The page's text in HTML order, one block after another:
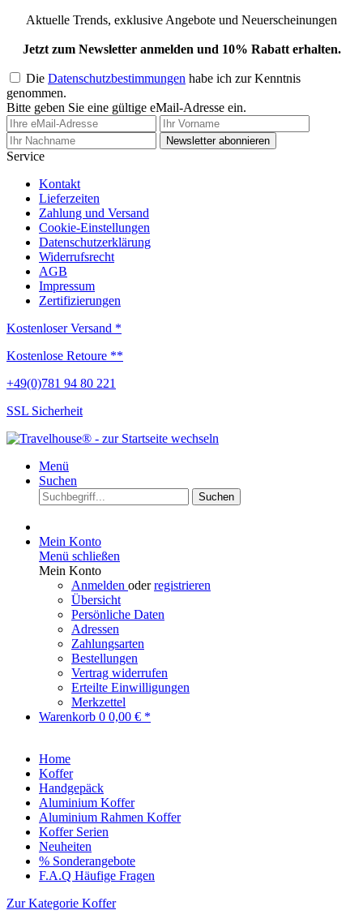
Aktuelle Trends, exklusive Angebote und Neuerscheinungen
Jetzt zum Newsletter anmelden und 10% Rabatt erhalten.
Die Datenschutzbestimmungen habe ich zur Kenntnis
genommen.
Bitte geben Sie eine gültige eMail-Adresse ein.
Newsletter abonnieren
Service
Kontakt
Lieferzeiten
Zahlung und Versand
Cookie-Einstellungen
Datenschutzerklärung
Widerrufsrecht
AGB
Impressum
Zertifizierungen
Kostenloser Versand *
Kostenlose Retoure **
+49(0)781 94 80 221
SSL Sicherheit
Menü
Suchen
Suchen
Mein Konto
Menü schließen
Mein Konto
Anmelden oderregistrieren
Übersicht
Persönliche Daten
Adressen
Zahlungsarten
Bestellungen
Vertrag widerrufen
Erteilte Einwilligungen
Merkzettel
Warenkorb 0 0,00 € *
Home
Koffer
Handgepäck
Aluminium Koffer
Aluminium Rahmen Koffer
Koffer Serien
Neuheiten
% Sonderangebote
F.A.Q Häufige Fragen
Zur Kategorie Koffer